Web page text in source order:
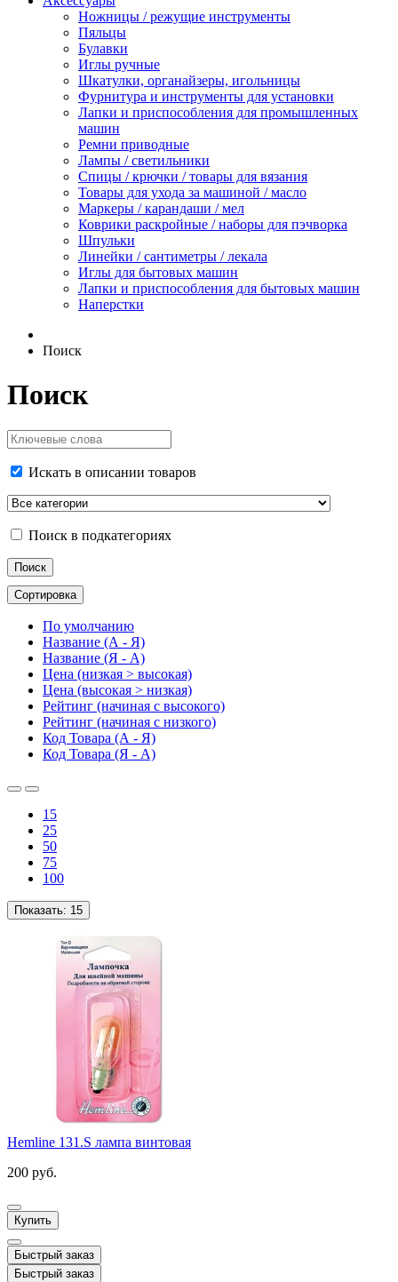
Ножницы / режущие инструменты
Пяльцы
Булавки
Иглы ручные
Шкатулки, органайзеры, игольницы
Фурнитура и инструменты для установки
Лапки и приспособления для промышленных
машин
Ремни приводные
Лампы / светильники
Спицы / крючки / товары для вязания
Товары для ухода за машиной / масло
Маркеры / карандаши / мел
Коврики раскройные / наборы для пэчворка
Шпульки
Линейки / сантиметры / лекала
Иглы для бытовых машин
Лапки и приспособления для бытовых машин
Наперстки
Поиск
Поиск
Искать в описании товаров
Поиск в подкатегориях
Сортировка
По умолчанию
Название (А - Я)
Название (Я - А)
Цена (низкая > высокая)
Цена (высокая > низкая)
Рейтинг (начиная с высокого)
Рейтинг (начиная с низкого)
Код Товара (А - Я)
Код Товара (Я - А)
15
25
50
75
100
Показать: 15
Hemline 131.S лампа винтовая
200 руб.
Купить
Быстрый заказ
Быстрый заказ